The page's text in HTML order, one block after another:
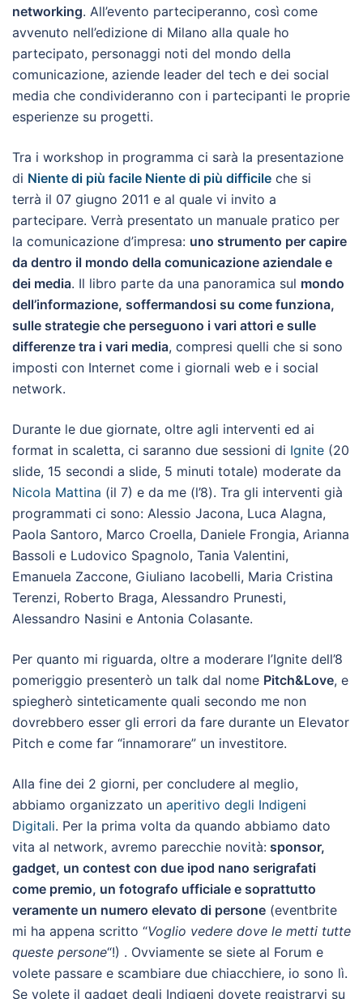
networking. All’evento parteciperanno, così come
avvenuto nell’edizione di Milano alla quale ho
partecipato, personaggi noti del mondo della
comunicazione, aziende leader del tech e dei social
media che condivideranno con i partecipanti le proprie
esperienze su progetti.
Tra i workshop in programma ci sarà la presentazione
di Niente di più facile Niente di più difficile che si
terrà il 07 giugno 2011 e al quale vi invito a
partecipare. Verrà presentato un manuale pratico per
la comunicazione d’impresa: uno strumento per capire
da dentro il mondo della comunicazione aziendale e
dei media. Il libro parte da una panoramica sul mondo
dell’informazione, soffermandosi su come funziona,
sulle strategie che perseguono i vari attori e sulle
differenze tra i vari media, compresi quelli che si sono
imposti con Internet come i giornali web e i social
network.
Durante le due giornate, oltre agli interventi ed ai
format in scaletta, ci saranno due sessioni di Ignite (20
slide, 15 secondi a slide, 5 minuti totale) moderate da
Nicola Mattina (il 7) e da me (l’8). Tra gli interventi già
programmati ci sono: Alessio Jacona, Luca Alagna,
Paola Santoro, Marco Croella, Daniele Frongia, Arianna
Bassoli e Ludovico Spagnolo, Tania Valentini,
Emanuela Zaccone, Giuliano Iacobelli, Maria Cristina
Terenzi, Roberto Braga, Alessandro Prunesti,
Alessandro Nasini e Antonia Colasante.
Per quanto mi riguarda, oltre a moderare l’Ignite dell’8
pomeriggio presenterò un talk dal nome Pitch&Love, e
spiegherò sinteticamente quali secondo me non
dovrebbero esser gli errori da fare durante un Elevator
Pitch e come far “innamorare” un investitore.
Alla fine dei 2 giorni, per concludere al meglio,
abbiamo organizzato un aperitivo degli Indigeni
Digitali. Per la prima volta da quando abbiamo dato
vita al network, avremo parecchie novità: sponsor,
gadget, un contest con due ipod nano serigrafati
come premio, un fotografo ufficiale e soprattutto
veramente un numero elevato di persone (eventbrite
mi ha appena scritto “Voglio vedere dove le metti tutte
queste persone“!) . Ovviamente se siete al Forum e
volete passare e scambiare due chiacchiere, io sono lì.
Se volete il gadget degli Indigeni dovete registrarvi su